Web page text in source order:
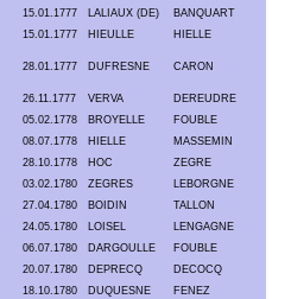
15.01.1777 LALIAUX (DE)
BANQUART
15.01.1777 HIEULLE HIELLE
28.01.1777 DUFRESNE CARON
26.11.1777 VERVA
DEREUDRE
05.02.1778 BROYELLE
FOUBLE
08.07.1778 HIELLE
MASSEMIN
28.10.1778 HOC
ZEGRE
03.02.1780 ZEGRES
LEBORGNE
27.04.1780 BOIDIN
TALLON
24.05.1780 LOISEL
LENGAGNE
06.07.1780 DARGOULLE
FOUBLE
20.07.1780 DEPRECQ
DECOCQ
18.10.1780 DUQUESNE
FENEZ